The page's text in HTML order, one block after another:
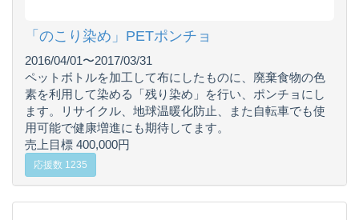
「のこり染め」PETポンチョ
2016/04/01〜2017/03/31
ペットボトルを加工して布にしたものに、廃棄食物の色
素を利用して染める「残り染め」を行い、ポンチョにし
ます。リサイクル、地球温暖化防止、また自転車でも使
用可能で健康増進にも期待してます。
売上目標 400,000円
応援数 1235